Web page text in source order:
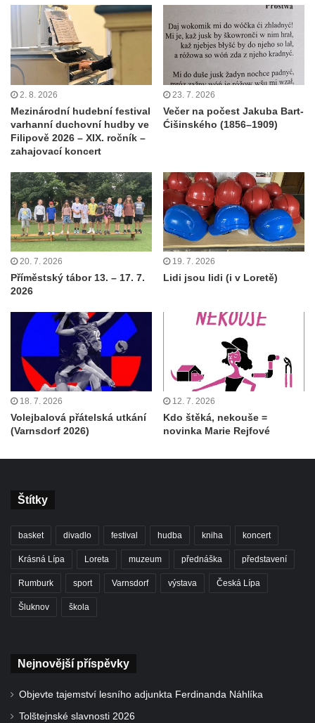
2. 8. 2026
Mezinárodní hudební festival
varhanní duchovní hudby ve
Filipově 2026 – XIX. ročník –
zahajovací koncert
23. 7. 2026
Večer na počest Jakuba Bart-
Ćišinského (1856–1909)
20. 7. 2026
Příměstský tábor 13. – 17. 7.
2026
19. 7. 2026
Lidi jsou lidi (i v Loretě)
18. 7. 2026
Volejbalová přátelská utkání
(Varnsdorf 2026)
12. 7. 2026
Kdo štěká, nekouše =
novinka Marie Rejfové
Štítky
basket divadlo festival hudba kniha koncert
Krásná Lípa Loreta muzeum přednáška představení
Rumburk sport Varnsdorf výstava Česká Lípa
Šluknov škola
Nejnovější příspěvky
Objevte tajemství lesního adjunkta Ferdinanda Náhlíka
Tolštejnské slavnosti 2026